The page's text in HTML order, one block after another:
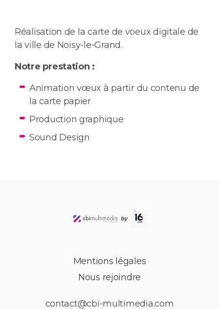
Réalisation de la carte de voeux digitale de
la ville de Noisy-le-Grand.
Notre prestation :
Animation vœux à partir du contenu de
la carte papier
Production graphique
Sound Design
Mentions légales
Nous rejoindre
contact@cbi-multimedia.com